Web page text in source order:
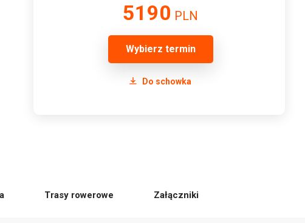
5190 PLN
Wybierz termin
Do schowka
Trasy rowerowe Załączniki